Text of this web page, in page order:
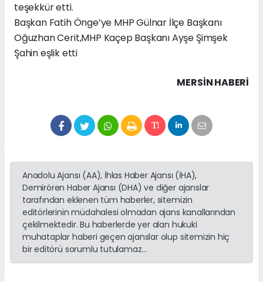
teşekkür etti.
Başkan Fatih Önge’ye MHP Gülnar İlçe Başkanı
Oğuzhan Cerit,MHP Kaçep Başkanı Ayşe Şimşek
Şahin eşlik etti
MERSIN HABERİ
Anadolu Ajansı (AA), İhlas Haber Ajansı (İHA),
Demirören Haber Ajansı (DHA) ve diğer ajanslar
tarafından eklenen tüm haberler, sitemizin
editörlerinin müdahalesi olmadan ajans kanallarından
çekilmektedir. Bu haberlerde yer alan hukuki
muhataplar haberi geçen ajanslar olup sitemizin hiç
bir editörü sorumlu tutulamaz...